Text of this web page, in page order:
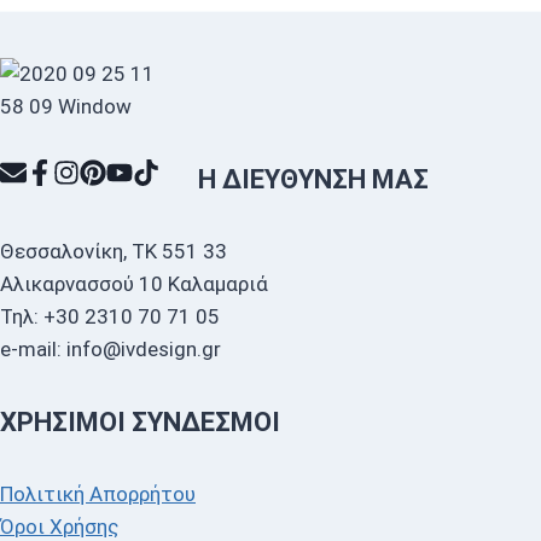
Η ΔΙΕΎΘΥΝΣΗ ΜΑΣ
Θεσσαλονίκη, ΤΚ 551 33
Αλικαρνασσού 10 Καλαμαριά
Τηλ: +30 2310 70 71 05
e-mail: info@ivdesign.gr
ΧΡΉΣΙΜΟΙ ΣΎΝΔΕΣΜΟΙ
Πολιτική Απορρήτου
Όροι Χρήσης